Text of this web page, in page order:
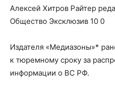
Алексей Хитров Райтер
Общество Эксклюзив 10 0
Издателя «Медиазоны»*
к тюремному сроку за
информации о ВС РФ.